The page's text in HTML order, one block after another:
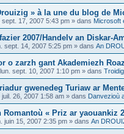
» à la une du blog de
sept. 17, 2007 5:43 pm » dans Microsoft
2007/Handelv an Diskar-
sept. 14, 2007 5:25 pm » dans An
o zarzh gant Akademiezh
lun. sept. 10, 2007 1:10 pm » dans
gwenedeg Turiaw ar
juil. 26, 2007 1:58 am » dans Danvezioù
Romantoù « Priz ar yaouankiz
juin 15, 2007 2:35 pm » dans An